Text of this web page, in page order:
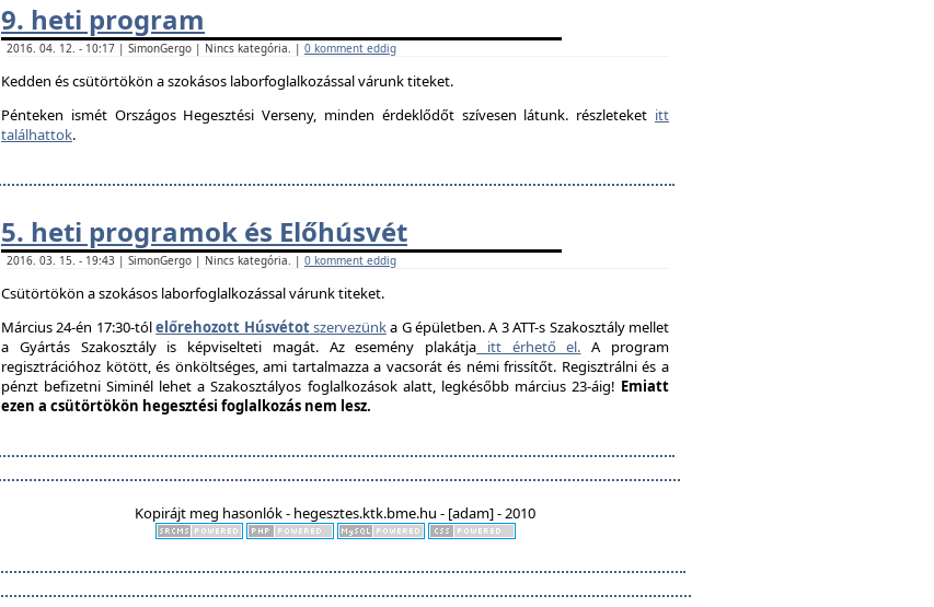
9. heti program
2016. 04. 12. - 10:17 | SimonGergo | Nincs kategória. | 0 komment eddig
Kedden és csütörtökön a szokásos laborfoglalkozással várunk titeket.
Pénteken ismét Országos Hegesztési Verseny, minden érdeklődőt szívesen látunk. részleteket itt
találhattok.
5. heti programok és Előhúsvét
2016. 03. 15. - 19:43 | SimonGergo | Nincs kategória. | 0 komment eddig
Csütörtökön a szokásos laborfoglalkozással várunk titeket.
Március 24-én 17:30-tólelőrehozott Húsvétotszervezünka G épületben. A 3 ATT-s Szakosztály mellet
a Gyártás Szakosztály is képviselteti magát. Az esemény plakátja itt érhető el. A program
regisztrációhoz kötött, és önköltséges, ami tartalmazza a vacsorát és némi frissítőt. Regisztrálni és a
pénzt befizetni Siminél lehet a Szakosztályos foglalkozások alatt, legkésőbb március 23-áig! Emiatt
ezen a csütörtökön hegesztési foglalkozás nem lesz.
Kopirájt meg hasonlók - hegesztes.ktk.bme.hu - [adam] - 2010